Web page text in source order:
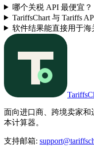
哪个关税 API 最便宜？
TariffsChart 与 Tariffs
软件结果能直接用于海
面向进口商、跨境卖家
本计算器。
支持邮箱: